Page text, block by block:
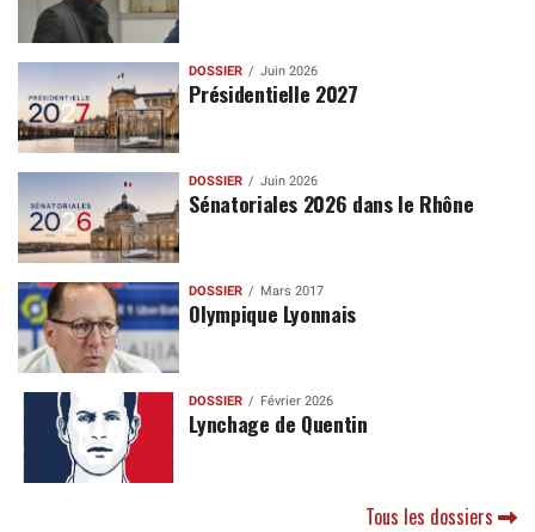
DOSSIER Juin 2026
Présidentielle 2027
DOSSIER Juin 2026
Sénatoriales 2026 dans le Rhône
DOSSIER Mars 2017
Olympique Lyonnais
DOSSIER Février 2026
Lynchage de Quentin
Tous les dossiers